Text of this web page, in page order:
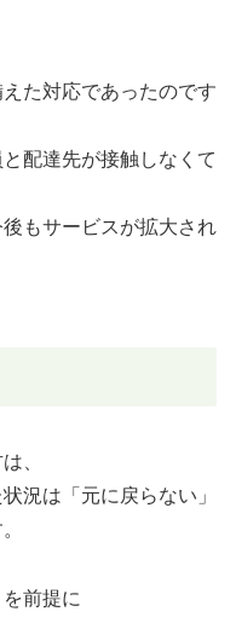
た対応であったのです
配達先が接触しなくて
もサービスが拡大され
、
況は「元に戻らない」
前提に